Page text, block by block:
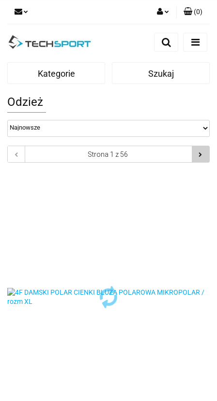
Zaloguj się
(0)
Kategorie Szukaj
Odzież